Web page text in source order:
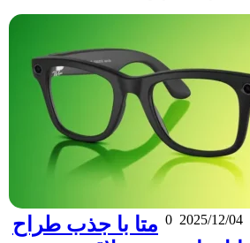
2025/12/04
0 متا با جذب طراح